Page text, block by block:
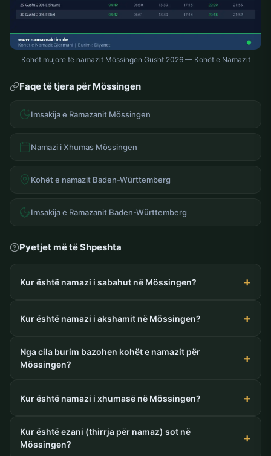
Kohët mujore të namazit Mössingen Gusht 2026 — Kohët e Namazit
Faqe të tjera për Mössingen
Imsakija e Ramazanit Mössingen
Namazi i Xhumas Mössingen
Kohët e namazit Baden-Württemberg
Imsakija e Ramazanit Baden-Württemberg
Pyetjet më të Shpeshta
Kur është namazi i sabahut në Mössingen?
Kur është namazi i akshamit në Mössingen?
Nga cila burim bazohen kohët e namazit për
Mössingen?
Kur është namazi i xhumasë në Mössingen?
Kur është ezani (thirrja për namaz) sot në
Mössingen?